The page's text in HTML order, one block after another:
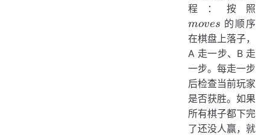
程：按照
moves 的顺序
在棋盘上落子，
A 走一步、B 走
一步。每走一步
后检查当前玩家
是否获胜。如果
所有棋子都下完
了还没人赢，就